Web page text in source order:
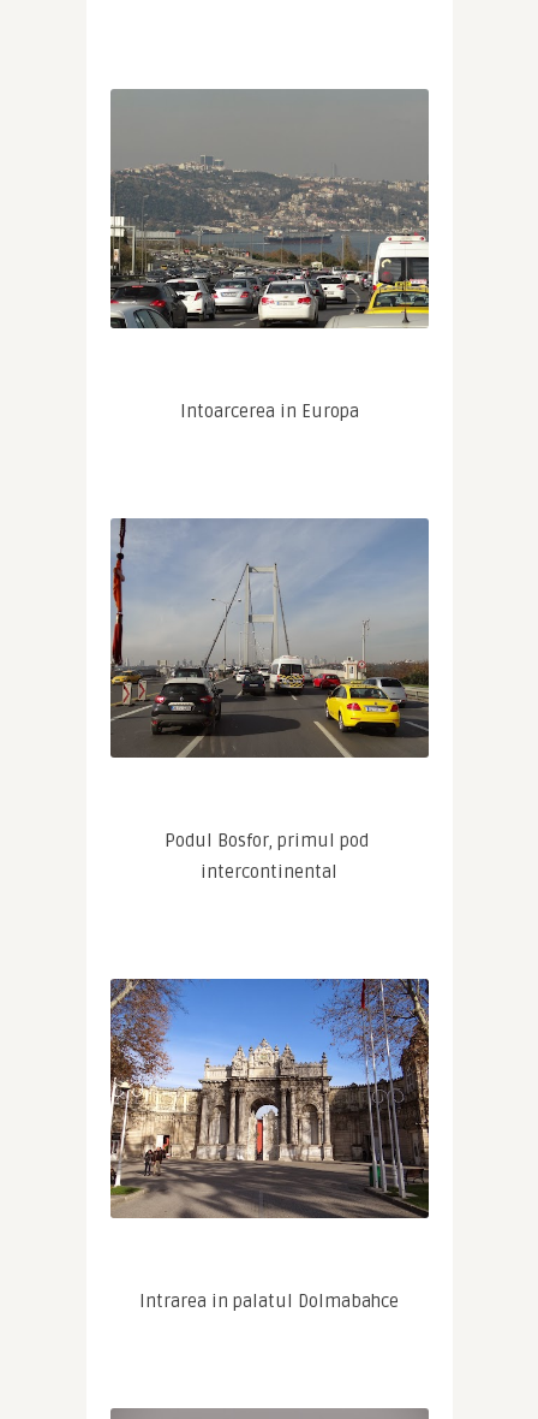
Intoarcerea in Europa
Podul Bosfor, primul pod
intercontinental
Intrarea in palatul Dolmabahce